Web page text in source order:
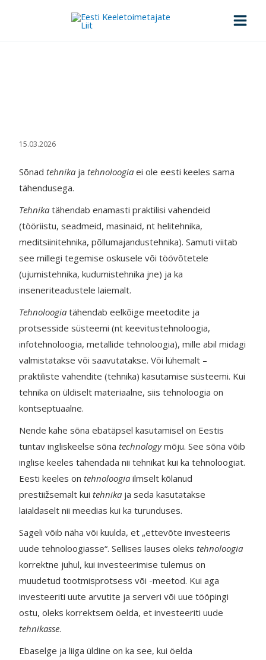
15.03.2026
Sõnadtehnika jatehnoloogia ei ole eesti keeles sama
tähendusega.
Tehnika tähendab enamasti praktilisi vahendeid
(tööriistu, seadmeid, masinaid, nt helitehnika,
meditsiinitehnika, põllumajandustehnika). Samuti viitab
see millegi tegemise oskusele või töövõtetele
(ujumistehnika, kudumistehnika jne) ja ka
inseneriteadustele laiemalt.
Tehnoloogia tähendab eelkõige meetodite ja
protsesside süsteemi (nt keevitustehnoloogia,
infotehnoloogia, metallide tehnoloogia), mille abil midagi
valmistatakse või saavutatakse. Või lühemalt –
praktiliste vahendite (tehnika) kasutamise süsteemi. Kui
tehnika on üldiselt materiaalne, siis tehnoloogia on
kontseptuaalne.
Nende kahe sõna ebatäpsel kasutamisel on Eestis
tuntav ingliskeelse sõnatechnologymõju. See sõna võib
inglise keeles tähendada nii tehnikat kui ka tehnoloogiat.
Eesti keeles ontehnoloogia ilmselt kõlanud
prestiižsemalt kuitehnika ja seda kasutatakse
laialdaselt nii meedias kui ka turunduses.
Sageli võib näha või kuulda, et „ettevõte investeeris
uude tehnoloogiasse“. Sellises lauses olekstehnoloogia
korrektne juhul, kui investeerimise tulemus on
muudetud tootmisprotsess või -meetod. Kui aga
investeeriti uute arvutite ja serveri või uue tööpingi
ostu, oleks korrektsem öelda, et investeeriti uude
tehnikasse.
Ebaselge ja liiga üldine on ka see, kui öelda